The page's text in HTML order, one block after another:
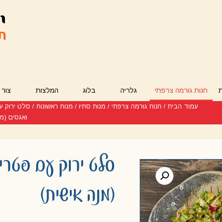
חנות גורמה צרפתי גלריה בלוג המלצות
עמוד הבית/ חנות גורמה צרפתי/ מנות סתיו/ מנות ראשונות/ סלט ירוק
ואגסים
סלט ירוק עם
(מנה אישית)